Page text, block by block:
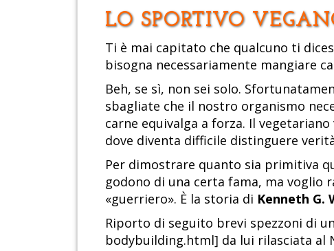
LO SPORTIVO
Ti è mai capitato che qualcuno ti
bisogna necessariamente mangiare
Beh, se sì, non sei solo.
sbagliate che il nostro organismo
carne equivalga a forza. Il
dove diventa difficile distinguere
Per dimostrare quanto sia primitiva
godono di una certa fama, ma voglio
«guerriero». È la storia di Kenneth G.
Riporto di seguito brevi spezzoni di
bodybuilding.html] da lui rilasciata al